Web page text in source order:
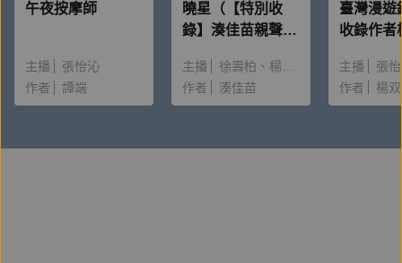
商心理師、愛智者書窩版主】鐘穎
人的行為很難改變，但卻可以引導，當你想要說服他
午夜按摩師
主播
張怡沁
作者
譚端
曉星（【特別收
錄】湊佳苗親聲朗
主播 徐壽柏
楊雅淳
作者
湊佳苗
臺灣漫遊
收錄作者
主播
張
作者
楊